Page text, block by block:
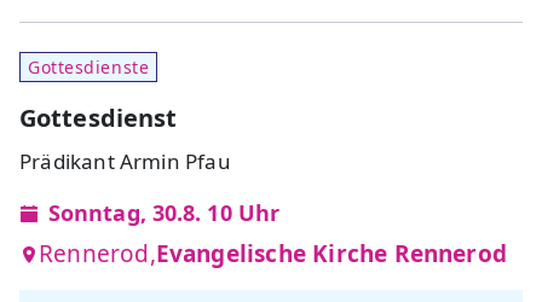
Gottesdienste
Gottesdienst
Prädikant Armin Pfau
Sonntag, 30.8. 10 Uhr
Rennerod,Evangelische Kirche Rennerod